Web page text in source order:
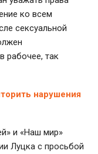
ко всем
сексуальной
рабочее, так
нарушения
и «Наш мир»
Луцка с просьбой